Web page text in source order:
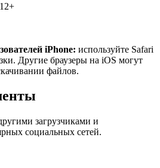
iPhone: используйте Safari
Другие браузеры на iOS могут
файлов.
загрузчиками и
социальных сетей.